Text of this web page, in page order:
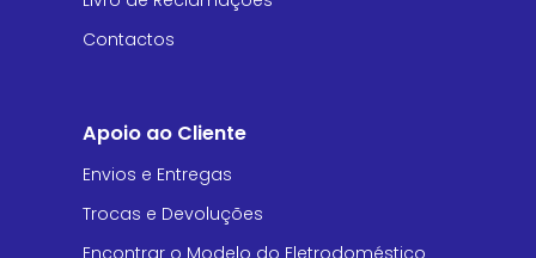
Contactos
Apoio ao Cliente
Envios e Entregas
Trocas e Devoluções
Encontrar o Modelo do Eletrodoméstico